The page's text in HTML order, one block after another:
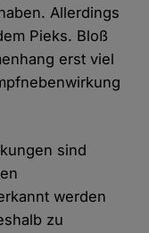
Allerdings
Pieks. Bloß
erst viel
sind
werden
zu